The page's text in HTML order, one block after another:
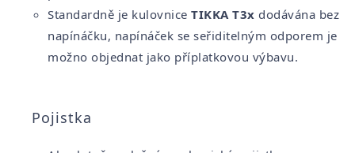
Standardně je kulovnice TIKKA T3x dodávána bez
napínáčku, napínáček se seřiditelným odporem je
možno objednat jako příplatkovou výbavu.
Pojistka